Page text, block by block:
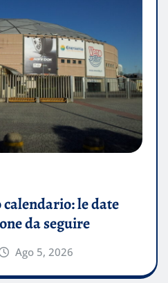
le date
da seguire
Ago 5, 2026